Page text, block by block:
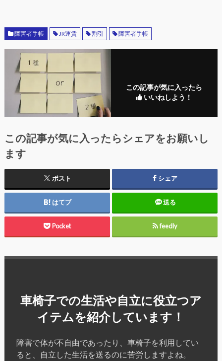
障害者手帳 JR運賃 割引 障害者手帳
この記事が気に入ったら
いいねしよう！
この記事が気に入ったらシェアをお願いし
ます
ポスト シェア
はてブ 送る
Pocket feedly
車椅子での生活や自立に役立つア
イテムを紹介しています！
障害で体が不自由であったり、車椅子を利用してい
ると、自立した生活を送るのに苦労しますよね。